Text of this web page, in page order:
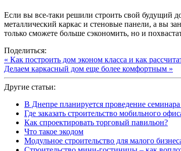
Если вы все-таки решили строить свой будущий
металлический каркас и стеновые панели, а вы
только сможете больше сэкономить, но и
Поделиться:
« Как построить дом эконом класса и как
Делаем каркасный дом еще более комфортным »
Другие статьи:
В Днепре планируется проведение
Где заказать строительство мобильного
Как спроектировать торговый павильон?
Что такое экодом
Модульное строительство для малого